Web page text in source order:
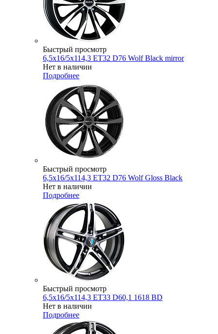
Быстрый просмотр
6,5x16/5x114,3 ET32 D76 Wolf Black mirror
Нет в наличии
Подробнее
Быстрый просмотр
6,5x16/5x114,3 ET32 D76 Wolf Gloss Black
Нет в наличии
Подробнее
Быстрый просмотр
6,5x16/5x114,3 ET33 D60,1 1618 BD
Нет в наличии
Подробнее